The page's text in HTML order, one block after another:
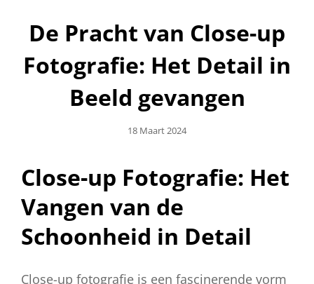
De Pracht van Close-up
Fotografie: Het Detail in
Beeld gevangen
Geplaatst
18 Maart 2024
Close-up Fotografie: Het
Vangen van de
Schoonheid in Detail
Close-up fotografie is een fascinerende vorm